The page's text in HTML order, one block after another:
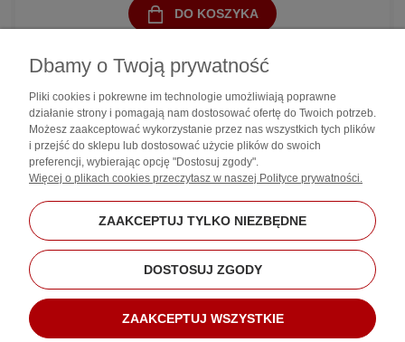
DO KOSZYKA
Zakupy
Pomoc
Informacje
Dbamy o Twoją prywatność
Pliki cookies i pokrewne im technologie umożliwiają poprawne
działanie strony i pomagają nam dostosować ofertę do Twoich potrzeb.
Możesz zaakceptować wykorzystanie przez nas wszystkich tych plików
i przejść do sklepu lub dostosować użycie plików do swoich
preferencji, wybierając opcję "Dostosuj zgody".
Więcej o plikach cookies przeczytasz w naszej Polityce prywatności.
ZAAKCEPTUJ TYLKO NIEZBĘDNE
DOSTOSUJ ZGODY
ZAAKCEPTUJ WSZYSTKIE